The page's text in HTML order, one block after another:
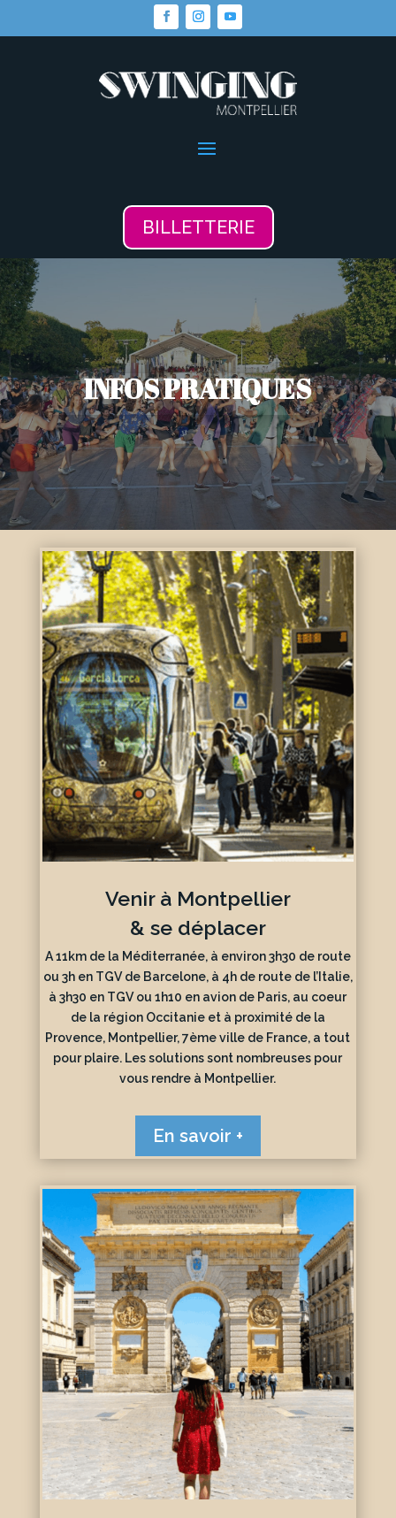
BILLETTERIE
INFOS PRATIQUES
Venir à Montpellier
& se déplacer
A 11km de la Méditerranée, à environ 3h30 de route
ou 3h en TGV de Barcelone, à 4h de route de l’Italie,
à 3h30 en TGV ou 1h10 en avion de Paris, au coeur
de la région Occitanie et à proximité de la
Provence, Montpellier, 7ème ville de France, a tout
pour plaire. Les solutions sont nombreuses pour
vous rendre à Montpellier.
En savoir +